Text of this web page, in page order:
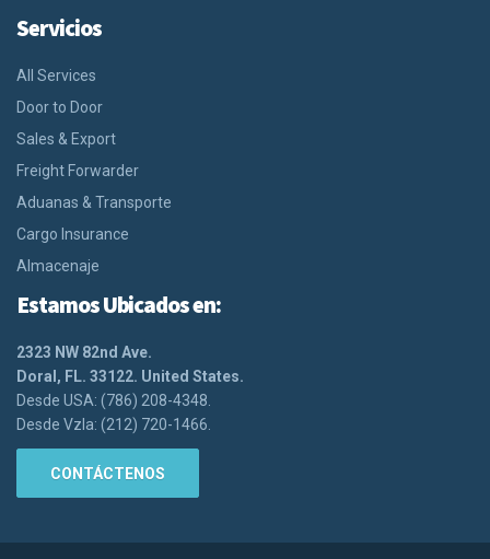
Servicios
All Services
Door to Door
Sales & Export
Freight Forwarder
Aduanas & Transporte
Cargo Insurance
Almacenaje
Estamos Ubicados en:
2323 NW 82nd Ave.
Doral, FL. 33122. United States.
Desde USA: (786) 208-4348.
Desde Vzla: (212) 720-1466.
CONTÁCTENOS